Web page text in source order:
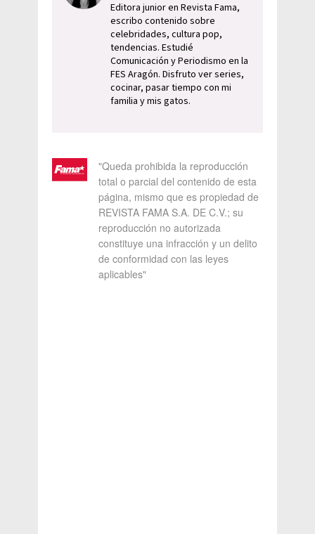
Editora junior en Revista Fama,
escribo contenido sobre
celebridades, cultura pop,
tendencias. Estudié
Comunicación y Periodismo en la
FES Aragón. Disfruto ver series,
cocinar, pasar tiempo con mi
familia y mis gatos.
"Queda prohibida la reproducción
total o parcial del contenido de esta
página, mismo que es propiedad de
REVISTA FAMA S.A. DE C.V.; su
reproducción no autorizada
constituye una infracción y un delito
de conformidad con las leyes
aplicables"